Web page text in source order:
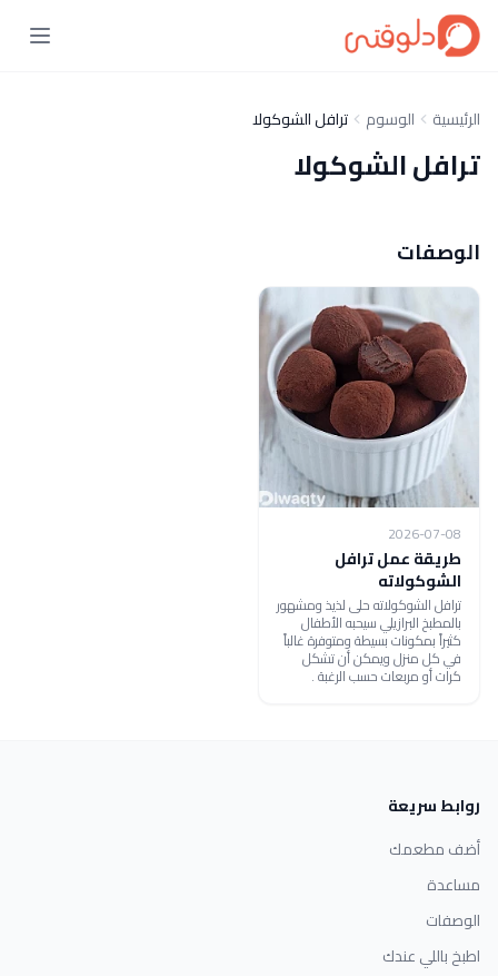
الرئيسية الوسوم ترافل الشوكولا
ترافل الشوكولا
الوصفات
2026-07-08
طريقة عمل ترافل
الشوكولاته
ترافل الشوكولاته حلى لذيذ ومشهور
بالمطبخ البرازيلي سيحبه الأطفال
كثيراً بمكونات بسيطة ومتوفرة غالباً
في كل منزل ويمكن أن تشكل
كرات أو مربعات حسب الرغبة .
روابط سريعة
أضف مطعمك
مساعدة
الوصفات
اطبخ باللي عندك